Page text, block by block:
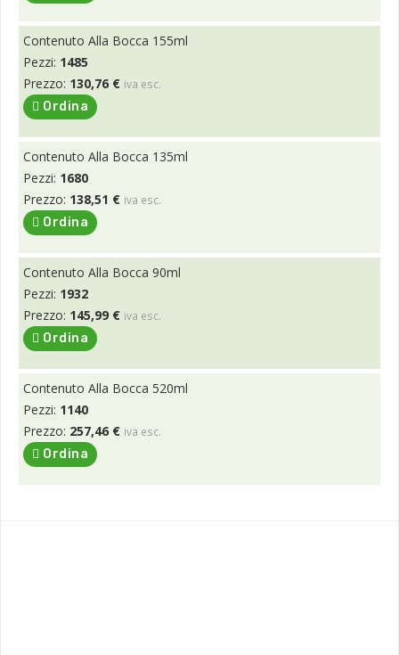
Contenuto Alla Bocca 155ml
Pezzi: 1485
Prezzo: 130,76 € iva esc.
Ordina
Contenuto Alla Bocca 135ml
Pezzi: 1680
Prezzo: 138,51 € iva esc.
Ordina
Contenuto Alla Bocca 90ml
Pezzi: 1932
Prezzo: 145,99 € iva esc.
Ordina
Contenuto Alla Bocca 520ml
Pezzi: 1140
Prezzo: 257,46 € iva esc.
Ordina